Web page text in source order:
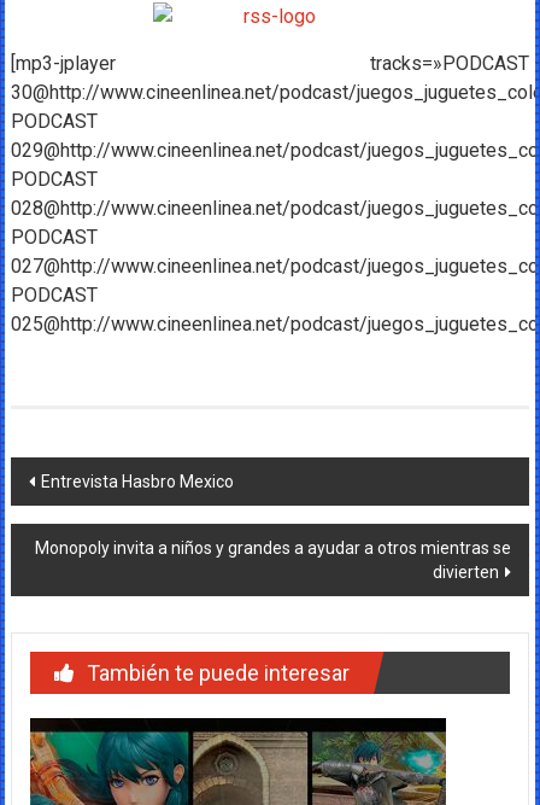
[mp3-jplayer tracks=»PODCAST
30@http://www.cineenlinea.net/podcast/
PODCAST
029@http://www.cineenlinea.net/podcast/
PODCAST
028@http://www.cineenlinea.net/podcast/
PODCAST
027@http://www.cineenlinea.net/podcast/
PODCAST
025@http://www.cineenlinea.net/podcast/
Navegación
de
entradas
Entrevista Hasbro Mexico
Monopoly invita a niños y grandes a ayudar a otros mientras se
divierten
También te puede interesar